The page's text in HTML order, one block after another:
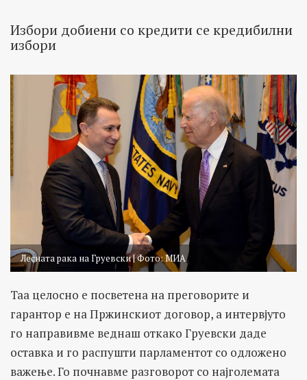
Избори добиени со кредити се кредибилни
избори
Лесната рака на Груевски | Фото: МИА
Таа целосно е посветена на преговорите и
гарантор е на Пржинскиот договор, а интервјуто
го направивме веднаш откако Груевски даде
оставка и го распушти парламентот со одложено
важење. Го почнавме разговорот со најголемата